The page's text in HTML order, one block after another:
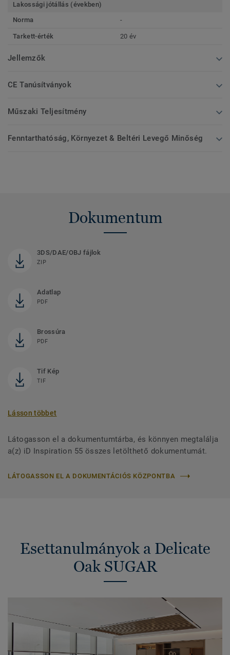
Lakossági jótállás (években)
Norma
-
Tarkett-érték 20 év
Jellemzők
CE Tanúsítványok
Műszaki Teljesítmény
Fenntarthatóság, Környezet & Beltéri Levegő Minőség
Dokumentum
3DS/DAE/OBJ fájlok
ZIP
Adatlap
PDF
Brossúra
PDF
Tif Kép
TIF
Lásson többet
Látogasson el a dokumentumtárba, és könnyen megtalálja
a(z) iD Inspiration 55 összes letölthető dokumentumát.
LÁTOGASSON EL A DOKUMENTÁCIÓS KÖZPONTBA
Esettanulmányok a Delicate
Oak SUGAR